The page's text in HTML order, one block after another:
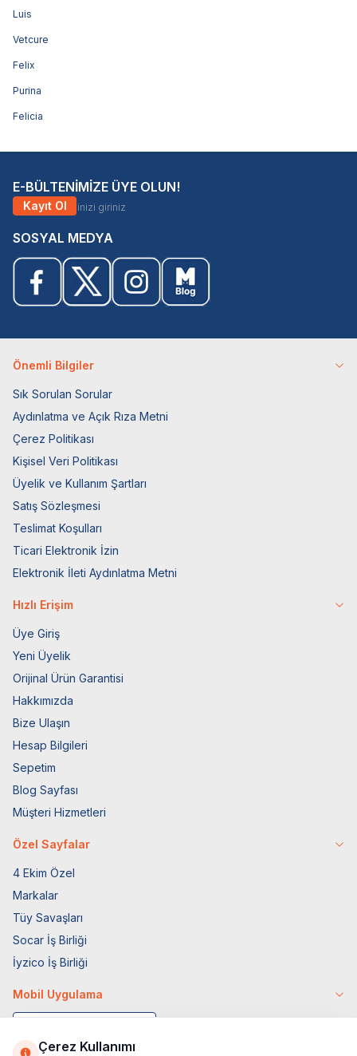
Luis
Vetcure
Felix
Purina
Felicia
E-BÜLTENİMİZE ÜYE OLUN!
Kayıt Ol
SOSYAL MEDYA
Önemli Bilgiler
Sık Sorulan Sorular
Aydınlatma ve Açık Rıza Metni
Çerez Politikası
Kişisel Veri Politikası
Üyelik ve Kullanım Şartları
Satış Sözleşmesi
Teslimat Koşulları
Ticari Elektronik İzin
Elektronik İleti Aydınlatma Metni
Hızlı Erişim
Üye Giriş
Yeni Üyelik
Orijinal Ürün Garantisi
Hakkımızda
Bize Ulaşın
Hesap Bilgileri
Sepetim
Blog Sayfası
Müşteri Hizmetleri
Özel Sayfalar
4 Ekim Özel
Markalar
Tüy Savaşları
Socar İş Birliği
İyzico İş Birliği
Mobil Uygulama
Çerez Kullanımı